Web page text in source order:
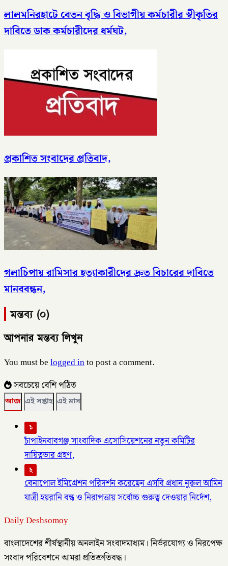
লালমনিরহাটে বেতন বৃদ্ধি ও বিভাগীয় কর্মচারীর স্বীকৃতির
দাবিতে ডাক কর্মচারীদের ধর্মঘট,
প্রকাশিত সংবাদের প্রতিবাদ,
গলাচিপায় রামিসার হত্যাকারীদের দ্রুত বিচারের দাবিতে
মানববন্ধন,
মন্তব্য (০)
আপনার মন্তব্য লিখুন
You must belogged into post a comment.
সবচেয়ে বেশি পঠিত
আজ এই সপ্তাহ এই মাস
১
চাঁপাইনবাবগঞ্জ সাংবাদিক এসোসিয়েশনের নতুন কমিটির
দায়িত্বভার গ্রহণ,
২
বেনাপোল ইমিগ্রেশন পরিদর্শন করেছেন এসবি প্রধান নুরুল আমিন
যাত্রী হয়রানি বন্ধ ও নিরাপত্তায় সর্বোচ্চ গুরুত্ব দেওয়ার নির্দেশ,
Daily Deshsomoy
বাংলাদেশের শীর্ষস্থানীয় অনলাইন সংবাদমাধ্যম। নির্ভরযোগ্য ও নিরপেক্ষ
সংবাদ পরিবেশনে আমরা প্রতিশ্রুতিবদ্ধ।